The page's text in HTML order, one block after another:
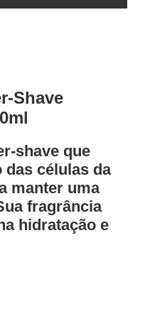
Shave
shave que
das células da
manter uma
fragrância
hidratação e